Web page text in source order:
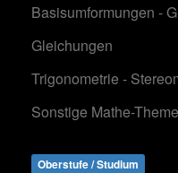
Basisumformungen -
Gleichungen
Trigonometrie -
Sonstige Mathe-
Oberstufe / Studium